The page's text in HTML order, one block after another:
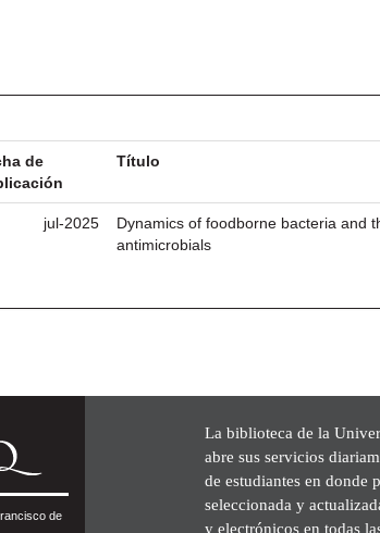
de
Título
jul-2025
Dynamics of foodborne bacteria and
antimicrobials
de
La biblioteca de la
abre sus servicios
de estudiantes en donde
seleccionada y
y electrónicos en todas